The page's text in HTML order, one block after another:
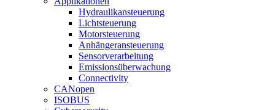
Hydraulikansteuerung
Lichtsteuerung
Motorsteuerung
Anhängeransteuerung
Sensorverarbeitung
Emissionsüberwachung
Connectivity
CANopen
ISOBUS